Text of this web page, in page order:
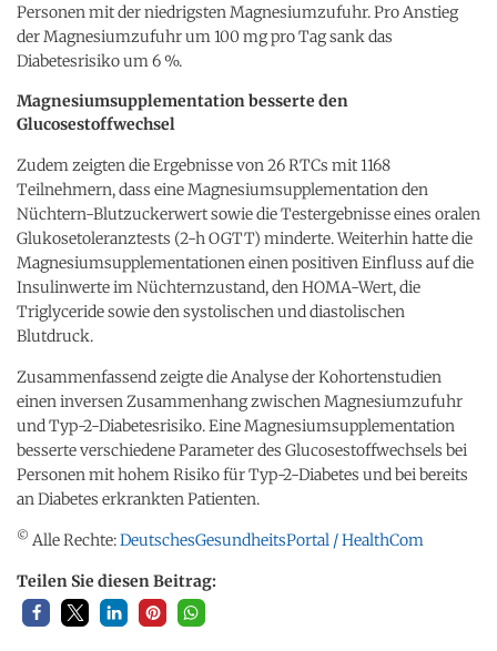
Personen mit der niedrigsten Magnesiumzufuhr. Pro Anstieg
der Magnesiumzufuhr um 100 mg pro Tag sank das
Diabetesrisiko um 6 %.
Magnesiumsupplementation besserte den
Glucosestoffwechsel
Zudem zeigten die Ergebnisse von 26 RTCs mit 1168
Teilnehmern, dass eine Magnesiumsupplementation den
Nüchtern-Blutzuckerwert sowie die Testergebnisse eines oralen
Glukosetoleranztests (2-h OGTT) minderte. Weiterhin hatte die
Magnesiumsupplementationen einen positiven Einfluss auf die
Insulinwerte im Nüchternzustand, den HOMA-Wert, die
Triglyceride sowie den systolischen und diastolischen
Blutdruck.
Zusammenfassend zeigte die Analyse der Kohortenstudien
einen inversen Zusammenhang zwischen Magnesiumzufuhr
und Typ-2-Diabetesrisiko. Eine Magnesiumsupplementation
besserte verschiedene Parameter des Glucosestoffwechsels bei
Personen mit hohem Risiko für Typ-2-Diabetes und bei bereits
an Diabetes erkrankten Patienten.
© Alle Rechte:DeutschesGesundheitsPortal / HealthCom
Teilen Sie diesen Beitrag: